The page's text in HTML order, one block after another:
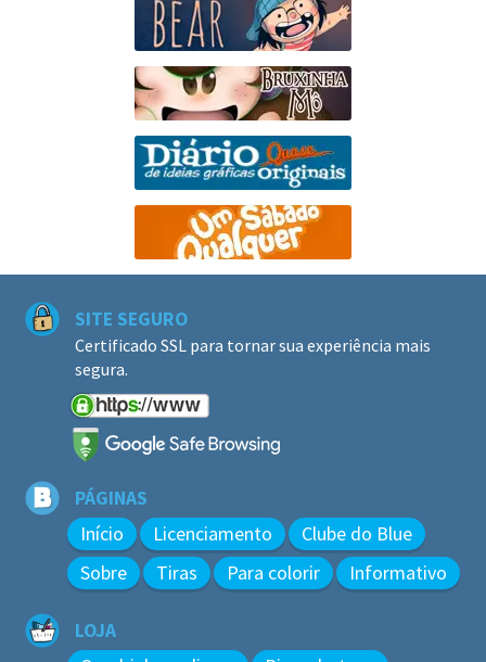
SITE SEGURO
Certificado SSL para tornar sua experiência mais
segura.
PÁGINAS
Início Licenciamento
Clube do Blue
Sobre
Tiras Para colorir Informativo
LOJA